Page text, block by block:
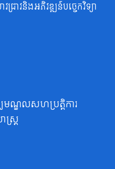
រាវនិងអភិវឌ្ឍន៍បច្ចេកវិទ្យា
មណ្ឌលសហប្រត្តិការ
ស្ត្រ